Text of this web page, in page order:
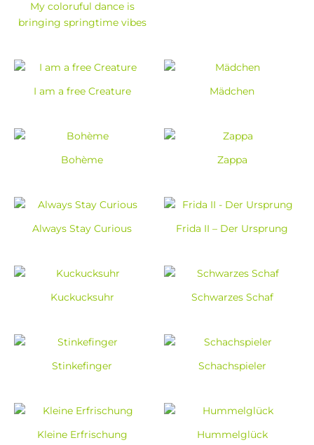
My coloruful dance is
bringing springtime vibes
I am a free Creature Mädchen
Bohème Zappa
Always Stay Curious Frida II – Der Ursprung
Kuckucksuhr Schwarzes Schaf
Stinkefinger Schachspieler
Kleine Erfrischung Hummelglück